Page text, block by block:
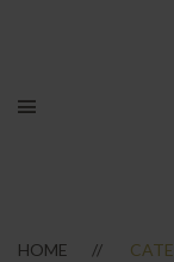
HOME